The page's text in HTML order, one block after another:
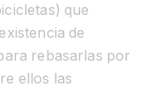
que
de
rebasarlas por
ellos las